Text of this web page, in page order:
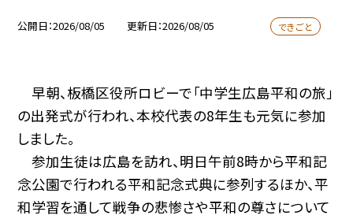
公開日 2026/08/05 更新日 2026/08/05 できごと
早朝、板橋区役所ロビーで「中学生広島平和の旅」
の出発式が行われ、本校代表の8年生も元気に参加
しました。
参加生徒は広島を訪れ、明日午前8時から平和記
念公園で行われる平和記念式典に参列するほか、平
和学習を通して戦争の悲惨さや平和の尊さについて